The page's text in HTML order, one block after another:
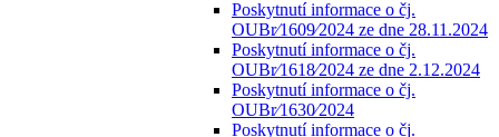
Poskytnutí informace o čj.
OUBr⁄1609⁄2024 ze dne 28.11.2024
Poskytnutí informace o čj.
OUBr⁄1618⁄2024 ze dne 2.12.2024
Poskytnutí informace o čj.
OUBr⁄1630⁄2024
Poskytnutí informace o čj.